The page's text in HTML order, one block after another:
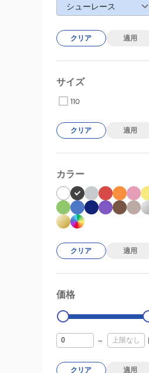
シューレース
クリア 適用
サイズ
110
クリア 適用
カラー
クリア 適用
価格
0
～
クリア 適用